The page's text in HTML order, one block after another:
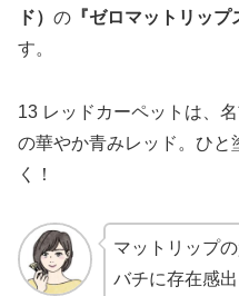
ド） の 『ゼロマットリップ
す。
13 レッドカーペットは、
の華やか青みレッド。ひと
く！
マットリップ
バチに存在感出